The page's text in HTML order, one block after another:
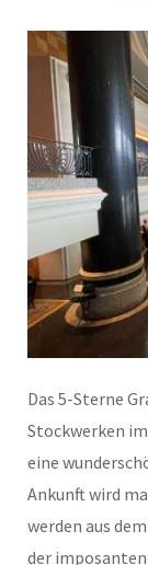
Das 5-Sterne
Stockwerken
eine
Ankunft wird
werden aus
der